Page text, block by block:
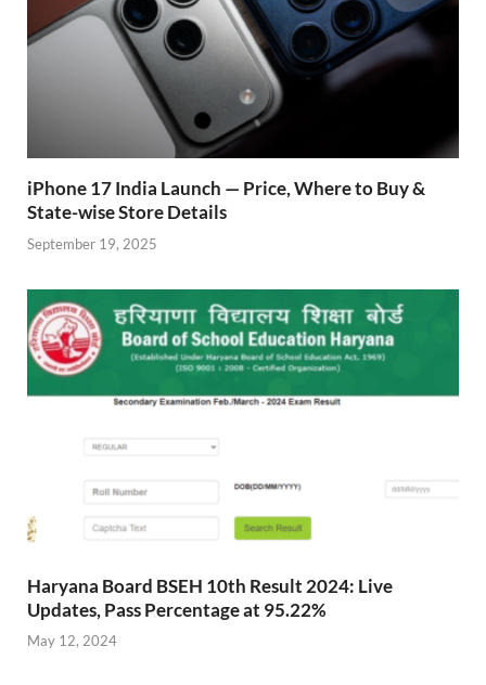
iPhone 17 India Launch — Price, Where to Buy &
State-wise Store Details
September 19, 2025
Haryana Board BSEH 10th Result 2024: Live
Updates, Pass Percentage at 95.22%
May 12, 2024